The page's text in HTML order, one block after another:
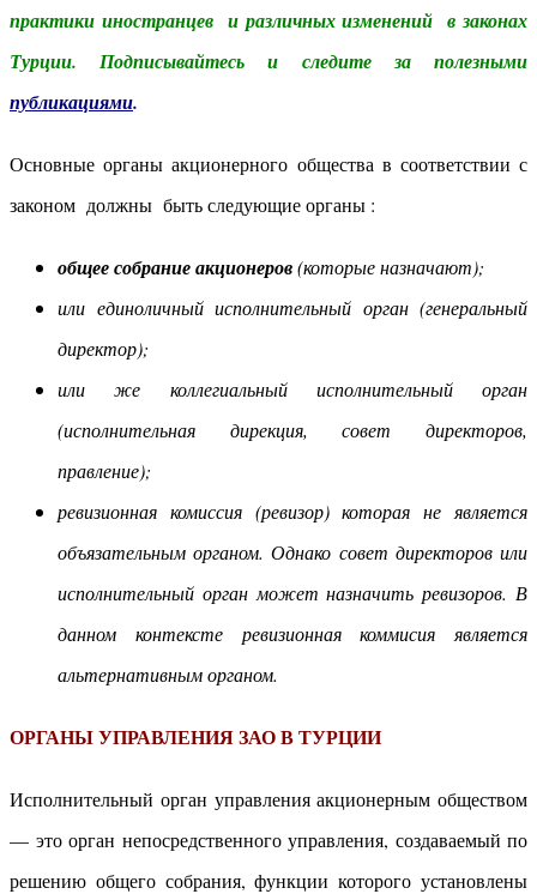
практики иностранцев и различных изменений в законах
Турции. Подписывайтесь и следите за полезными
публикациями.
Основные органы акционерного общества в соответствии с
законом должны быть следующие органы :
общее собрание акционеров(которые назначают);
или единоличный исполнительный орган (генеральный
директор);
или же коллегиальный исполнительный орган
(исполнительная дирекция, совет директоров,
правление);
ревизионная комиссия (ревизор) которая не является
объязательным органом. Однако совет директоров или
исполнительный орган может назначить ревизоров. В
данном контексте ревизионная коммисия является
альтернативным органом.
ОРГАНЫ УПРАВЛЕНИЯ ЗАО В ТУРЦИИ
Исполнительный орган управления акционерным обществом
— это орган непосредственного управления, создаваемый по
решению общего собрания, функции которого установлены